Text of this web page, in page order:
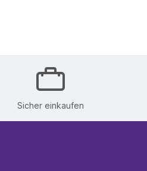
Sicher einkaufen